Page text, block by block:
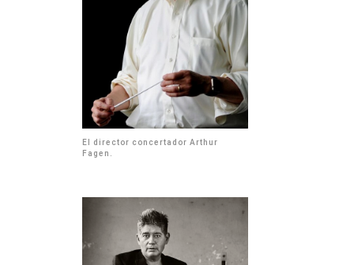
El director concertador Arthur
Fagen.